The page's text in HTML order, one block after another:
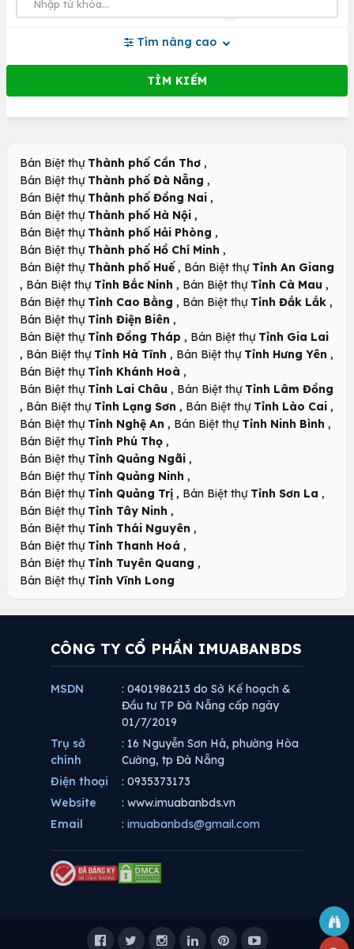
Tìm nâng cao
Bán Biệt thự Thành phố Cần Thơ ,
Bán Biệt thự Thành phố Đà Nẵng ,
Bán Biệt thự Thành phố Đồng Nai ,
Bán Biệt thự Thành phố Hà Nội ,
Bán Biệt thự Thành phố Hải Phòng ,
Bán Biệt thự Thành phố Hồ Chí Minh ,
Bán Biệt thự Thành phố Huế , Bán Biệt thự Tỉnh An Giang
, Bán Biệt thự Tỉnh Bắc Ninh , Bán Biệt thự Tỉnh Cà Mau ,
Bán Biệt thự Tỉnh Cao Bằng , Bán Biệt thự Tỉnh Đắk Lắk ,
Bán Biệt thự Tỉnh Điện Biên ,
Bán Biệt thự Tỉnh Đồng Tháp , Bán Biệt thự Tỉnh Gia Lai
, Bán Biệt thự Tỉnh Hà Tĩnh , Bán Biệt thự Tỉnh Hưng Yên ,
Bán Biệt thự Tỉnh Khánh Hoà ,
Bán Biệt thự Tỉnh Lai Châu , Bán Biệt thự Tỉnh Lâm Đồng
, Bán Biệt thự Tỉnh Lạng Sơn , Bán Biệt thự Tỉnh Lào Cai ,
Bán Biệt thự Tỉnh Nghệ An , Bán Biệt thự Tỉnh Ninh Bình ,
Bán Biệt thự Tỉnh Phú Thọ ,
Bán Biệt thự Tỉnh Quảng Ngãi ,
Bán Biệt thự Tỉnh Quảng Ninh ,
Bán Biệt thự Tỉnh Quảng Trị , Bán Biệt thự Tỉnh Sơn La ,
Bán Biệt thự Tỉnh Tây Ninh ,
Bán Biệt thự Tỉnh Thái Nguyên ,
Bán Biệt thự Tỉnh Thanh Hoá ,
Bán Biệt thự Tỉnh Tuyên Quang ,
Bán Biệt thự Tỉnh Vĩnh Long
CÔNG TY CỔ PHẦN IMUABANBDS
MSDN
: 0401986213 do Sở Kế hoạch &
Đầu tư TP Đà Nẵng cấp ngày
01/7/2019
Trụ sở
chính
: 16 Nguyễn Sơn Hà, phường Hòa
Cường, tp Đà Nẵng
Điện thoại
: 0935373173
Website
: www.imuabanbds.vn
Email
: imuabanbds@gmail.com